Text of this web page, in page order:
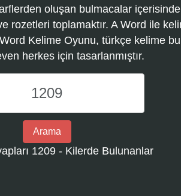
oluşan bulmacalar
rozetleri toplamaktır. A Word ile
Kelime Oyunu, türkçe kelime
herkes için tasarlanmıştır.
Word
Kelime
Oyunu
bulmaca
numarasını
Arama
1209 - Kilerde Bulunanlar